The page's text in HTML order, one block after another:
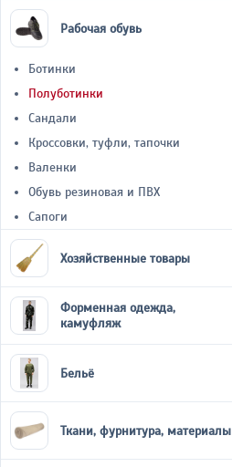
Рабочая обувь
Ботинки
Полуботинки
Сандали
Кроссовки, туфли, тапочки
Валенки
Обувь резиновая и ПВХ
Сапоги
Хозяйственные товары
Форменная одежда,
камуфляж
Бельё
Ткани, фурнитура, материалы